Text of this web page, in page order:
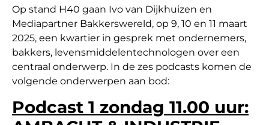
Op stand H40 gaan Ivo van Dijkhuizen en
Mediapartner Bakkerswereld, op 9, 10 en 11 maart
2025, een kwartier in gesprek met ondernemers,
bakkers, levensmiddelentechnologen over een
centraal onderwerp. In de zes podcasts komen de
volgende onderwerpen aan bod:
Podcast 1 zondag 11.00 uur: